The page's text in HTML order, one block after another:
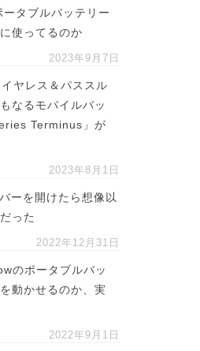
タブルバッテリー
使ってるのか
2023年9月7日
ヤレス＆パススル
なるモバイルバッ
Terminus」が
2023年8月1日
ーを開けたら想像以
った
2022年12月31日
のポータブルバッ
動かせるのか、実
2022年9月1日